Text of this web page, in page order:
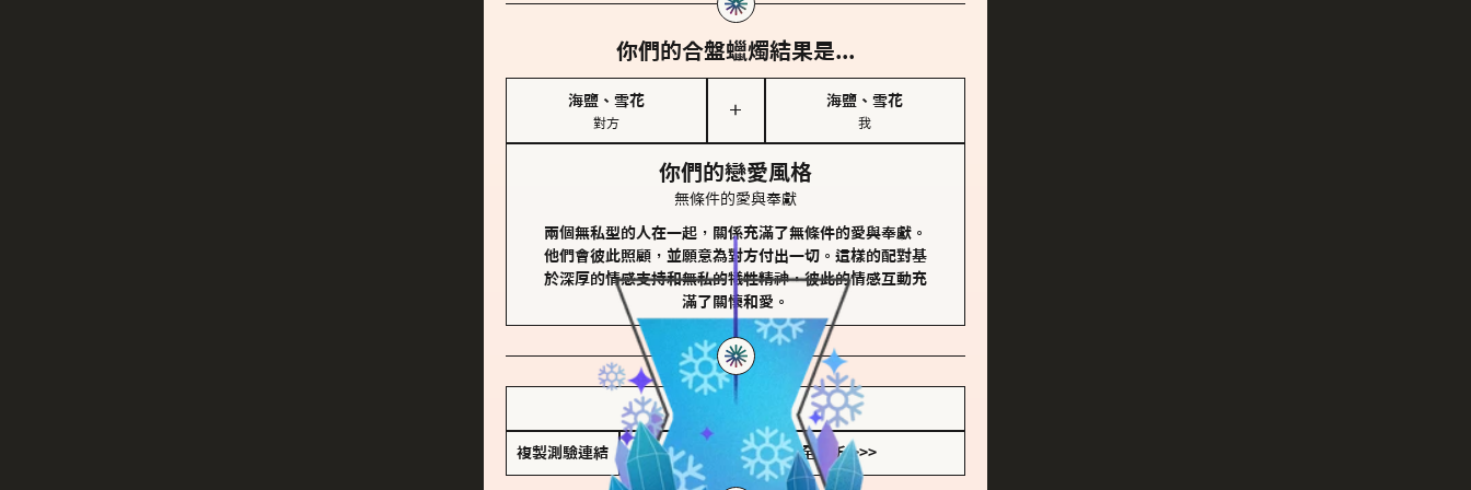
你們的合盤蠟燭結果是...
海鹽、雪花
對方
＋
海鹽、雪花
我
你們的戀愛風格
無條件的愛與奉獻
兩個無私型的人在一起，關係充滿了無條件的愛與奉獻。
他們會彼此照顧，並願意為對方付出一切。這樣的配對基
於深厚的情感支持和無私的犧牲精神，彼此的情感互動充
滿了關懷和愛。
儲存我的結果圖
複製測驗連結 查看香氛類型全解析 >>>